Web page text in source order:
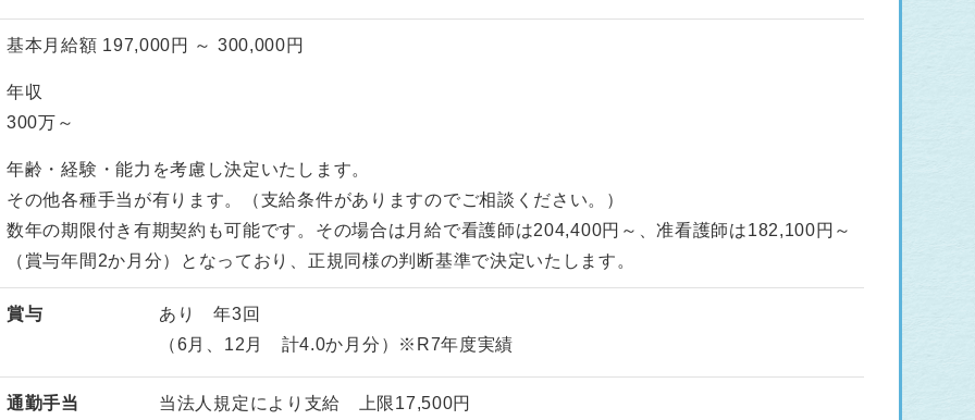
基本月給額 197,000円 ～ 300,000円
年収
300万～
年齢・経験・能力を考慮し決定いたします。
その他各種手当が有ります。（支給条件がありますのでご相談ください。）
数年の期限付き有期契約も可能です。その場合は月給で看護師は204,400円～、准看護師は182,100円～
（賞与年間2か月分）となっており、正規同様の判断基準で決定いたします。
賞与
あり 年3回
（6月、12月 計4.0か月分）※R7年度実績
通勤手当 当法人規定により支給 上限17,500円